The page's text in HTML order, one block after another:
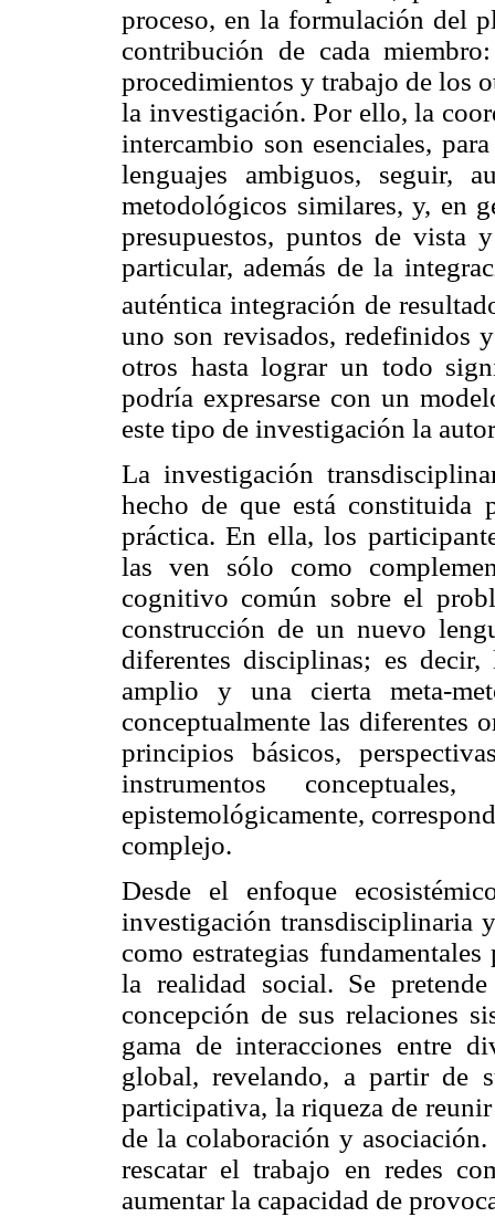
proceso, en la formulación del
contribución de cada
procedimientos y trabajo de los
la investigación. Por ello, la
intercambio son esenciales,
lenguajes ambiguos, seguir,
metodológicos similares, y, en
presupuestos, puntos de vista
particular, además de la
auténtica integración de
uno son revisados, redefinidos
otros hasta lograr un todo
podría expresarse con un
este tipo de investigación la
La investigación
hecho de que está constituida
práctica. En ella, los
las ven sólo como
cognitivo común sobre el
construcción de un nuevo
diferentes disciplinas; es
amplio y una cierta meta-
conceptualmente las diferentes
principios básicos,
instrumentos
epistemológicamente,
complejo.
Desde el enfoque
investigación transdisciplinaria
como estrategias
la realidad social. Se
concepción de sus relaciones
gama de interacciones entre
global, revelando, a partir de
participativa, la riqueza de
de la colaboración y
rescatar el trabajo en redes
aumentar la capacidad de